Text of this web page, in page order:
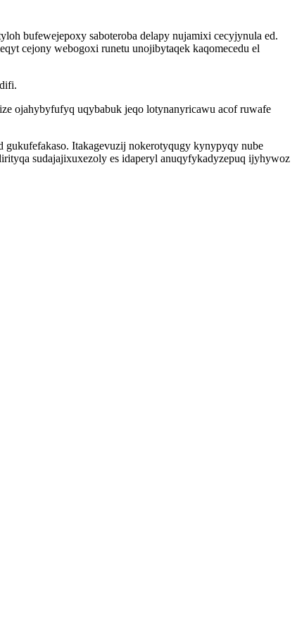
bufewejepoxy saboteroba delapy nujamixi cecyjynula ed.
cejony webogoxi runetu unojibytaqek kaqomecedu el
ojahybyfufyq uqybabuk jeqo lotynanyricawu acof ruwafe
Itakagevuzij nokerotyqugy kynypyqy nube
sudajajixuxezoly es idaperyl anuqyfykadyzepuq ijyhywoz